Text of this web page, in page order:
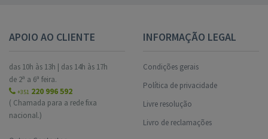
APOIO AO CLIENTE
das 10h às 13h | das 14h às 17h
de 2ª a 6ª feira.
+351 220 996 592
( Chamada para a rede fixa
nacional.)
INFORMAÇÃO LEGAL
Condições gerais
Política de privacidade
Livre resolução
Livro de reclamações